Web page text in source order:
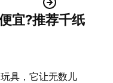
宜?推荐千纸
具，它让无数儿